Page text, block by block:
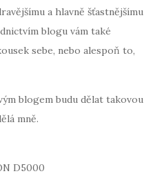
a hlavně šťastnějšímu
blogu vám také
sebe, nebo alespoň to,
blogem budu dělat takovou
mně.
D5000